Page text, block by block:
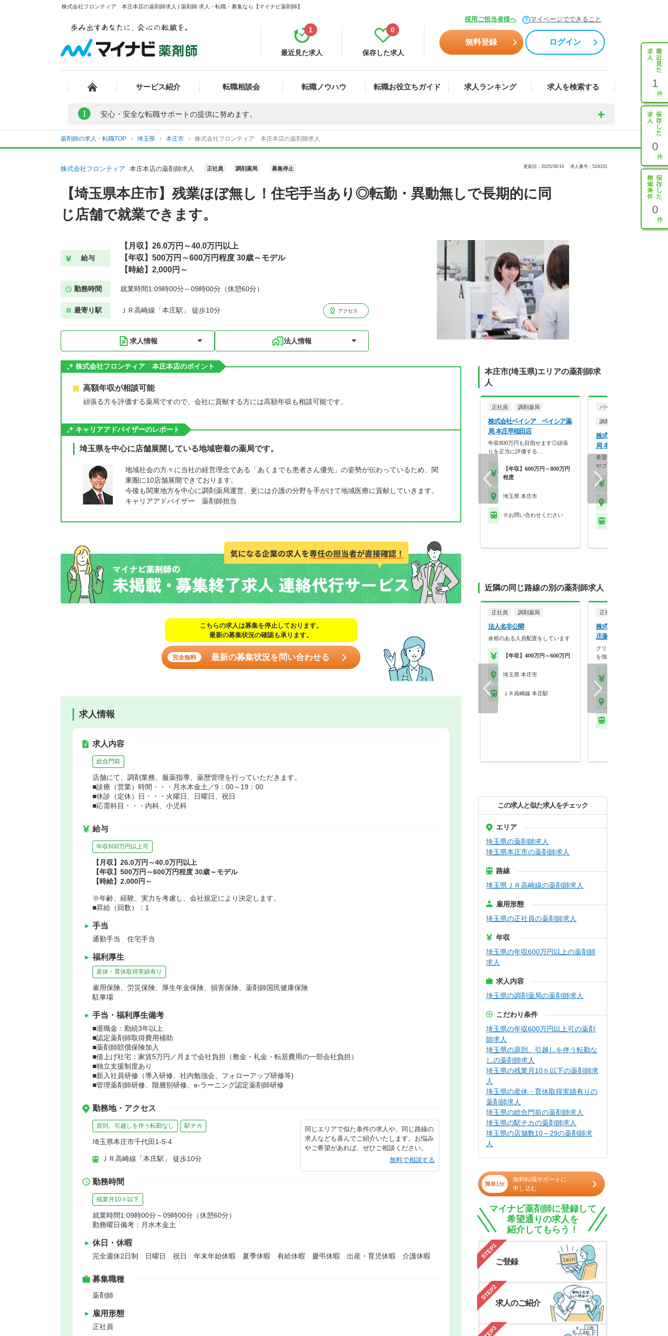
株式会社フロンティア 本庄本店の薬剤師求人 | 薬剤師 求人・転職・募集なら【マイナビ薬剤師】
採用ご担当者様へ マイページでできること
最近見た求人
1
保存した求人
0
無料登録 ログイン
サービス紹介 転職相談会 転職ノウハウ 転職お役立ちガイド 求人ランキング 求人を検索する 1
0
0
! 安心・安全な転職サポートの提供に努めます。
薬剤師の求人・転職TOP 埼玉県 本庄市 株式会社フロンティア 本庄本店の薬剤師求人
株式会社フロンティア 本庄本店の薬剤師求人 正社員 調剤薬局 募集停止 更新日：2025/06/16 求人番号：524331
【埼玉県本庄市】残業ほぼ無し！住宅手当あり◎転勤・異動無しで長期的に同
じ店舗で就業できます。
給与
【月収】26.0万円～40.0万円以上
【年収】500万円～600万円程度 30歳～モデル
【時給】2,000円～
勤務時間 就業時間1:09時00分～09時00分（休憩60分）
最寄り駅 ＪＲ高崎線「本庄駅」 徒歩10分 アクセス
求人情報 法人情報
株式会社フロンティア 本庄本店のポイント
高額年収が相談可能
頑張る方を評価する薬局ですので、会社に貢献する方には高額年収も相談可能です。
キャリアアドバイザーのレポート
埼玉県を中心に店舗展開している地域密着の薬局です。
地域社会の方々に当社の経営理念である「あくまでも患者さん優先」の姿勢が伝わっているため、関
東圏に10店舗展開できております。
今後も関東地方を中心に調剤薬局運営、更には介護の分野を手がけて地域医療に貢献していきます。
キャリアアドバイザー 薬剤師担当
こちらの求人は募集を停止しております。
最新の募集状況の確認も承ります。
完全無料 最新の募集状況を問い合わせる
求人情報
求人内容
総合門前
店舗にて、調剤業務、服薬指導、薬歴管理を行っていただきます。
■診療（営業）時間・・・月水木金土／9：00～19：00
■休診（定休）日・・・火曜日、日曜日、祝日
■応需科目・・・内科、小児科
給与
年収600万円以上可
【月収】26.0万円～40.0万円以上
【年収】500万円～600万円程度 30歳～モデル
【時給】2,000円～
※年齢、経験、実力を考慮し、会社規定により決定します。
■昇給（回数）：1
手当
通勤手当 住宅手当
福利厚生
産休・育休取得実績有り
雇用保険、労災保険、厚生年金保険、損害保険、薬剤師国民健康保険
駐車場
手当・福利厚生備考
■退職金：勤続3年以上
■認定薬剤師取得費用補助
■薬剤師賠償保険加入
■借上げ社宅：家賃5万円／月まで会社負担（敷金・礼金・転居費用の一部会社負担）
■独立支援制度あり
■新入社員研修（導入研修、社内勉強会、フォローアップ研修等)
■管理薬剤師研修、階層別研修、e-ラーニング認定薬剤師研修
勤務地・アクセス
原則、引越しを伴う転勤なし 駅チカ
埼玉県本庄市千代田1-5-4
ＪＲ高崎線「本庄駅」 徒歩10分
同じエリアで似た条件の求人や、同じ路線の
求人なども喜んでご紹介いたします。お悩み
やご希望があれば、ぜひご相談ください。
無料で相談する
勤務時間
残業月10ｈ以下
就業時間1:09時00分～09時00分（休憩60分）
勤務曜日備考：月水木金土
休日・休暇
完全週休2日制 日曜日 祝日 年末年始休暇 夏季休暇 有給休暇 慶弔休暇 出産・育児休暇 介護休暇
募集職種
薬剤師
雇用形態
正社員
本庄市(埼玉県)エリアの薬剤師求
人
正社員 調剤薬局
株式会社ベイシア ベイシア薬
局 本庄早稲田店
年収800万円も目指せます◎頑張
りを正当に評価する…
【年収】600万円～800万円
程度
埼玉県 本庄市
※お問い合わせください
パート・アルバイト
調剤薬局
株式会社ベイシア ベイ
局 本庄早稲田店
希望休も月2回取得可能で、
やプライベートと両立…
近隣の同じ路線の別の薬剤師求人
正社員 調剤薬局
法人名非公開
余裕のある人員配置をしています
【年収】400万円～600万円
埼玉県 本庄市
ＪＲ高崎線 本庄駅
正社員
株式会社のぞみ調剤 の
庄薬局
クリニックとのマンツーマ
を強みにしています。
この求人と似た求人をチェック
エリア
埼玉県の薬剤師求人
埼玉県本庄市の薬剤師求人
路線
埼玉県ＪＲ高崎線の薬剤師求人
雇用形態
埼玉県の正社員の薬剤師求人
年収
埼玉県の年収600万円以上の薬剤師
求人
求人内容
埼玉県の調剤薬局の薬剤師求人
こだわり条件
埼玉県の年収600万円以上可の薬剤
師求人
埼玉県の原則、引越しを伴う転勤な
しの薬剤師求人
埼玉県の残業月10ｈ以下の薬剤師求
人
埼玉県の産休・育休取得実績有りの
薬剤師求人
埼玉県の総合門前の薬剤師求人
埼玉県の駅チカの薬剤師求人
埼玉県の店舗数10～29の薬剤師求
人
簡単1分
無料転職サポートに
申し込む
マイナビ薬剤師に登録して
希望通りの求人を
紹介してもらう！
STEP1
ご登録
STEP2
求人のご紹介